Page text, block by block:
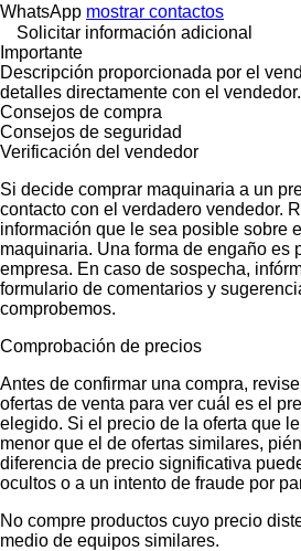
WhatsApp mostrar contactos
Solicitar información adicional
Importante
Descripción proporcionada por el
detalles directamente con el vendedor.
Consejos de compra
Consejos de seguridad
Verificación del vendedor
Si decide comprar maquinaria a un
contacto con el verdadero vendedor.
información que le sea posible sobre
maquinaria. Una forma de engaño es
empresa. En caso de sospecha,
formulario de comentarios y
comprobemos.
Comprobación de precios
Antes de confirmar una compra,
ofertas de venta para ver cuál es el
elegido. Si el precio de la oferta que
menor que el de ofertas similares,
diferencia de precio significativa
ocultos o a un intento de fraude por
No compre productos cuyo precio
medio de equipos similares.